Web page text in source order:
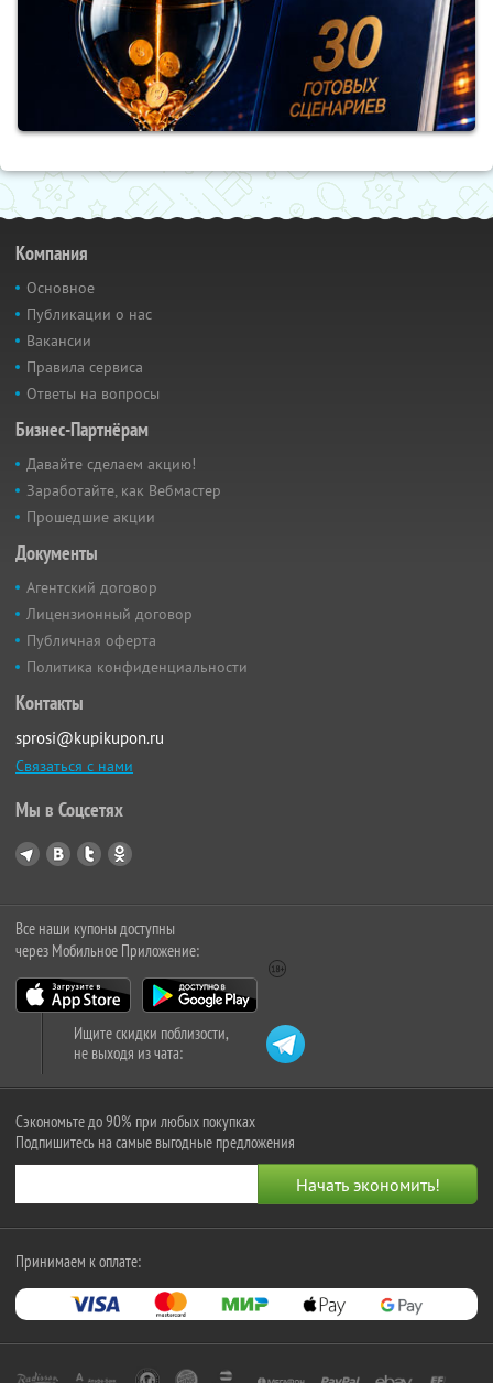
Компания
Основное
Публикации о нас
Вакансии
Правила сервиса
Ответы на вопросы
Бизнес-Партнёрам
Давайте сделаем акцию!
Заработайте, как Вебмастер
Прошедшие акции
Документы
Агентский договор
Лицензионный договор
Публичная оферта
Политика конфиденциальности
Контакты
sprosi@kupikupon.ru
Связаться с нами
Мы в Соцсетях
Все наши купоны доступны
через Мобильное Приложение:
Ищите скидки поблизости,
не выходя из чата:
Сэкономьте до 90% при любых покупках
Подпишитесь на самые выгодные предложения
Принимаем к оплате: